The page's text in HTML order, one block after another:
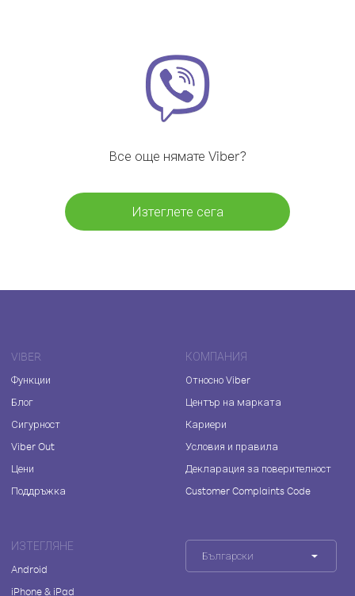
Все още нямате Viber?
Изтеглете сега
VIBER
Функции
Блог
Сигурност
Viber Out
Цени
Поддръжка
КОМПАНИЯ
Относно Viber
Център на марката
Кариери
Условия и правила
Декларация за поверителност
Customer Complaints Code
ИЗТЕГЛЯНЕ
Android
iPhone & iPad
Български